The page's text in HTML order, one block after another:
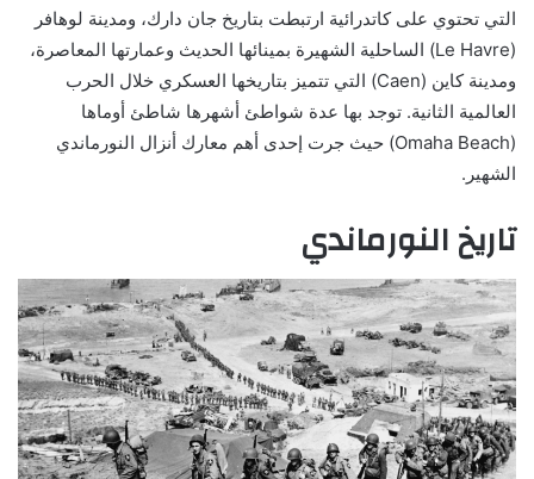
التي تحتوي على كاتدرائية ارتبطت بتاريخ جان دارك، ومدينة لوهافر
(Le Havre) الساحلية الشهيرة بمينائها الحديث وعمارتها المعاصرة،
ومدينة كاين (Caen) التي تتميز بتاريخها العسكري خلال الحرب
العالمية الثانية. توجد بها عدة شواطئ أشهرها شاطئ أوماها
(Omaha Beach) حيث جرت إحدى أهم معارك أنزال النورماندي
الشهير.
تاريخ النورماندي